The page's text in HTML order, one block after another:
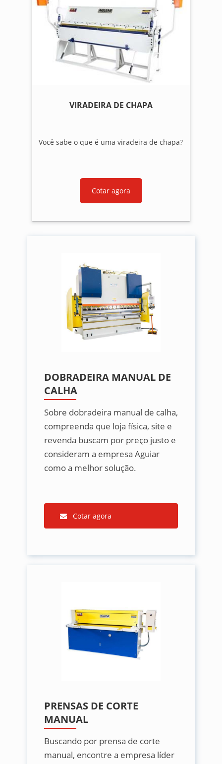
VIRADEIRA DE CHAPA
Você sabe o que é uma viradeira de chapa?
Cotar agora
DOBRADEIRA MANUAL DE
CALHA
Sobre dobradeira manual de calha,
compreenda que loja física, site e
revenda buscam por preço justo e
consideram a empresa Aguiar
como a melhor solução.
Cotar agora
PRENSAS DE CORTE
MANUAL
Buscando por prensa de corte
manual, encontre a empresa líder